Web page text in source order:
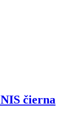
čierna